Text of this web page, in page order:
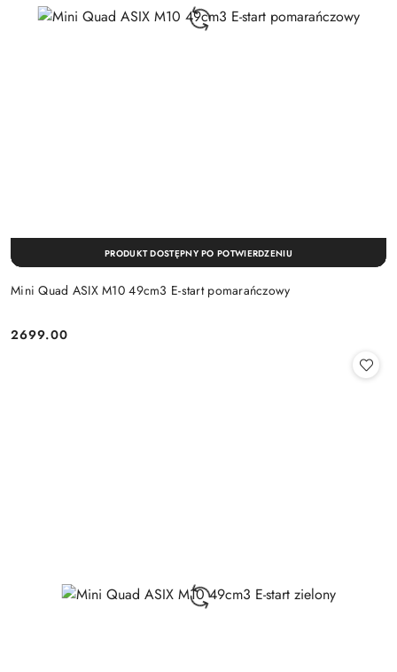
Mini Quad ASIX M10 49cm3 E-start pomarańczowy
Cena:
2699.00
PRODUKT DOSTĘPNY PO POTWIERDZENIU